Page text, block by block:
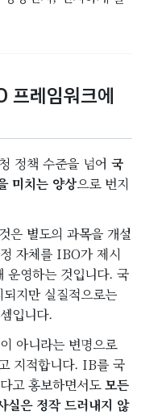
프레임워크에
정책 수준을 넘어 국
미치는 양상으로 번지
은 별도의 과목을 개설
자체를 IBO가 제시
운영하는 것입니다. 국
지만 실질적으로는
입니다.
아니라는 변명으로
지적합니다. IB를 국
고 홍보하면서도모든
실은 정작 드러내지 않